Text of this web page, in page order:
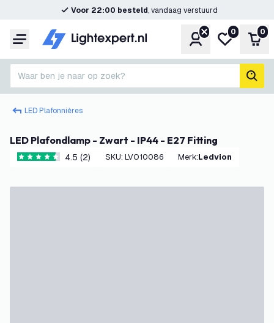
Voor 22:00 besteld, vandaag verstuurd
Menu Account
Mijn
0 0
Waar ben je naar op zoek?
LED Plafonnières
LED Plafondlamp - Zwart - IP44 - E27 Fitting
4.5 score sterren
4.5 (2) SKU: LVO10086 Merk: Ledvion